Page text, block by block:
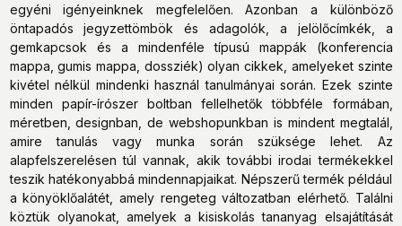
egyéni igényeinknek megfelelően. Azonban a különböző
öntapadós jegyzettömbök és adagolók, a jelölőcímkék, a
gemkapcsok és a mindenféle típusú mappák (konferencia
mappa, gumis mappa, dossziék) olyan cikkek, amelyeket szinte
kivétel nélkül mindenki használ tanulmányai során. Ezek szinte
minden papír-írószer boltban fellelhetők többféle formában,
méretben, designban, de webshopunkban is mindent megtalál,
amire tanulás vagy munka során szüksége lehet. Az
alapfelszerelésen túl vannak, akik további irodai termékekkel
teszik hatékonyabbá mindennapjaikat. Népszerű termék például
a könyöklőalátét, amely rengeteg változatban elérhető. Találni
köztük olyanokat, amelyek a kisiskolás tananyag elsajátítását